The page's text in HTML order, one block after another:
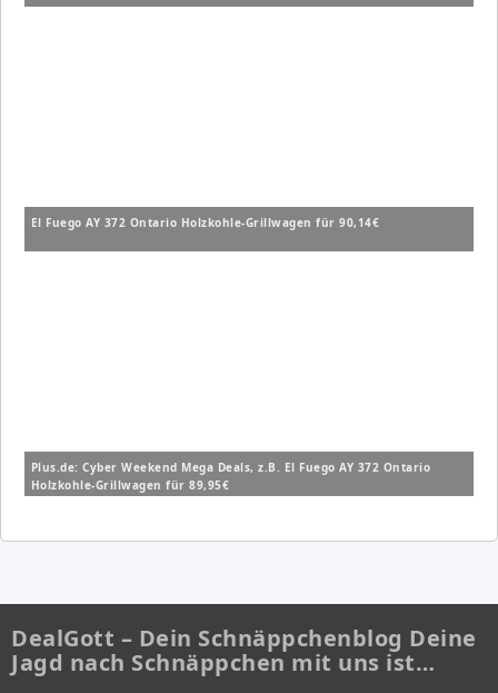
El Fuego AY 372 Ontario Holzkohle-Grillwagen für 90,14€
Plus.de: Cyber Weekend Mega Deals, z.B. El Fuego AY 372 Ontario
Holzkohle-Grillwagen für 89,95€
DealGott – Dein Schnäppchenblog Deine
Jagd nach Schnäppchen mit uns ist…